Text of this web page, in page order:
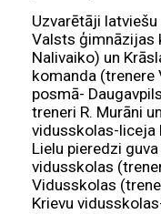
Uzvarētāji
Valsts ģimnāzijas
Nalivaiko) un
komanda (trenere
posmā-
treneri R. Murāni
vidusskolas-liceja
Lielu pieredzi
vidusskolas
Vidusskolas
Krievu